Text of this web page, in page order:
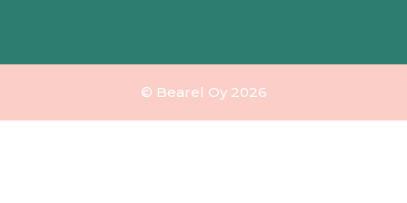
© Bearel Oy 2026